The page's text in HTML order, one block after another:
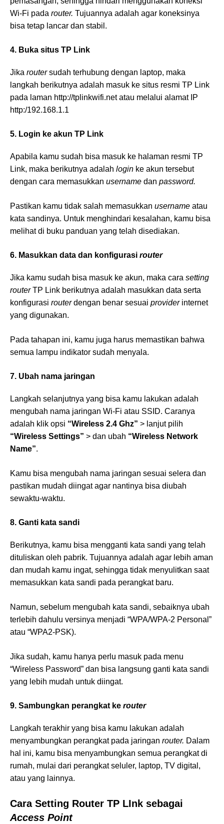
Wi-Fi pada router. Tujuannya adalah agar koneksinya
bisa tetap lancar dan stabil.
4. Buka situs TP Link
Jika routersudah terhubung dengan laptop, maka
langkah berikutnya adalah masuk ke situs resmi TP Link
pada laman http://tplinkwifi.net atau melalui alamat IP
http:/192.168.1.1
5. Login ke akun TP Link
Apabila kamu sudah bisa masuk ke halaman resmi TP
Link, maka berikutnya adalah login ke akun tersebut
dengan cara memasukkan username dan password.
Pastikan kamu tidak salah memasukkan username atau
kata sandinya. Untuk menghindari kesalahan, kamu bisa
melihat di buku panduan yang telah disediakan.
6. Masukkan data dan konfigurasi router
Jika kamu sudah bisa masuk ke akun, maka cara setting
routerTP Link berikutnya adalah masukkan data serta
konfigurasi routerdengan benar sesuai provider internet
yang digunakan.
Pada tahapan ini, kamu juga harus memastikan bahwa
semua lampu indikator sudah menyala.
7. Ubah nama jaringan
Langkah selanjutnya yang bisa kamu lakukan adalah
mengubah nama jaringan Wi-Fi atau SSID. Caranya
adalah klik opsi “Wireless 2.4 Ghz” > lanjut pilih
“Wireless Settings” > dan ubah “Wireless Network
Name”.
Kamu bisa mengubah nama jaringan sesuai selera dan
pastikan mudah diingat agar nantinya bisa diubah
sewaktu-waktu.
8. Ganti kata sandi
Berikutnya, kamu bisa mengganti kata sandi yang telah
dituliskan oleh pabrik. Tujuannya adalah agar lebih aman
dan mudah kamu ingat, sehingga tidak menyulitkan saat
memasukkan kata sandi pada perangkat baru.
Namun, sebelum mengubah kata sandi, sebaiknya ubah
terlebih dahulu versinya menjadi “WPA/WPA-2 Personal”
atau “WPA2-PSK).
Jika sudah, kamu hanya perlu masuk pada menu
“Wireless Password” dan bisa langsung ganti kata sandi
yang lebih mudah untuk diingat.
9. Sambungkan perangkat ke router
Langkah terakhir yang bisa kamu lakukan adalah
menyambungkan perangkat pada jaringan router. Dalam
hal ini, kamu bisa menyambungkan semua perangkat di
rumah, mulai dari perangkat seluler, laptop, TV digital,
atau yang lainnya.
Cara Setting Router TP LInk sebagai
Access Point